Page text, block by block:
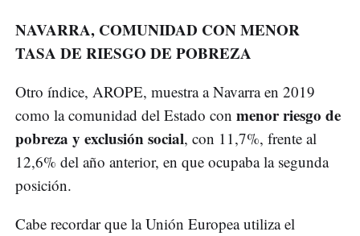
NAVARRA, COMUNIDAD CON MENOR
TASA DE RIESGO DE POBREZA
Otro índice, AROPE, muestra a Navarra en 2019
como la comunidad del Estado con menor riesgo de
pobreza y exclusión social, con 11,7%, frente al
12,6% del año anterior, en que ocupaba la segunda
posición.
Cabe recordar que la Unión Europea utiliza el